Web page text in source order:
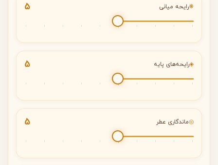
❋رایحه میانی 5
◈رایحه‌های پایه 5
◎ماندگاری عطر 5